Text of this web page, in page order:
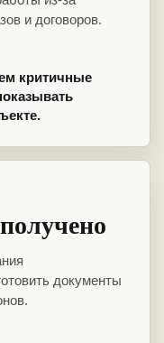
и договоров.
критичные
документы